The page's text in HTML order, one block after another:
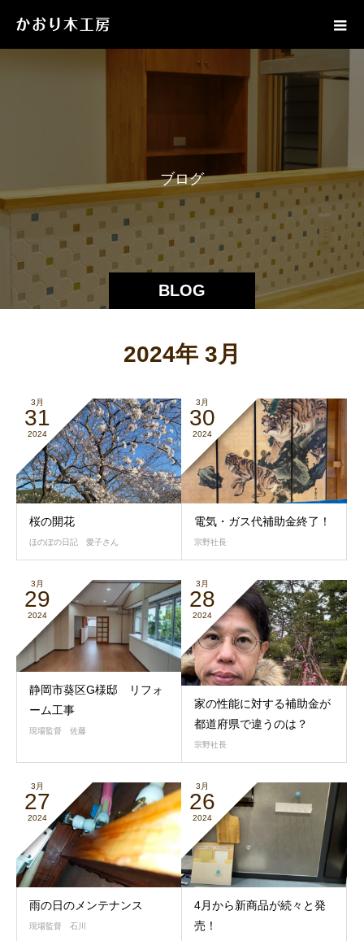
BLOG
ブログ
2024年 3月
3月
31
2024
桜の開花
ほのぼの日記 愛子さん
3月
30
2024
電気・ガス代補助金終了！
宗野社長
3月
29
2024
静岡市葵区G様邸 リフォ
ーム工事
現場監督 佐藤
3月
28
2024
家の性能に対する補助金が
都道府県で違うのは？
宗野社長
3月
27
2024
雨の日のメンテナンス
現場監督 石川
3月
26
2024
4月から新商品が続々と発
売！